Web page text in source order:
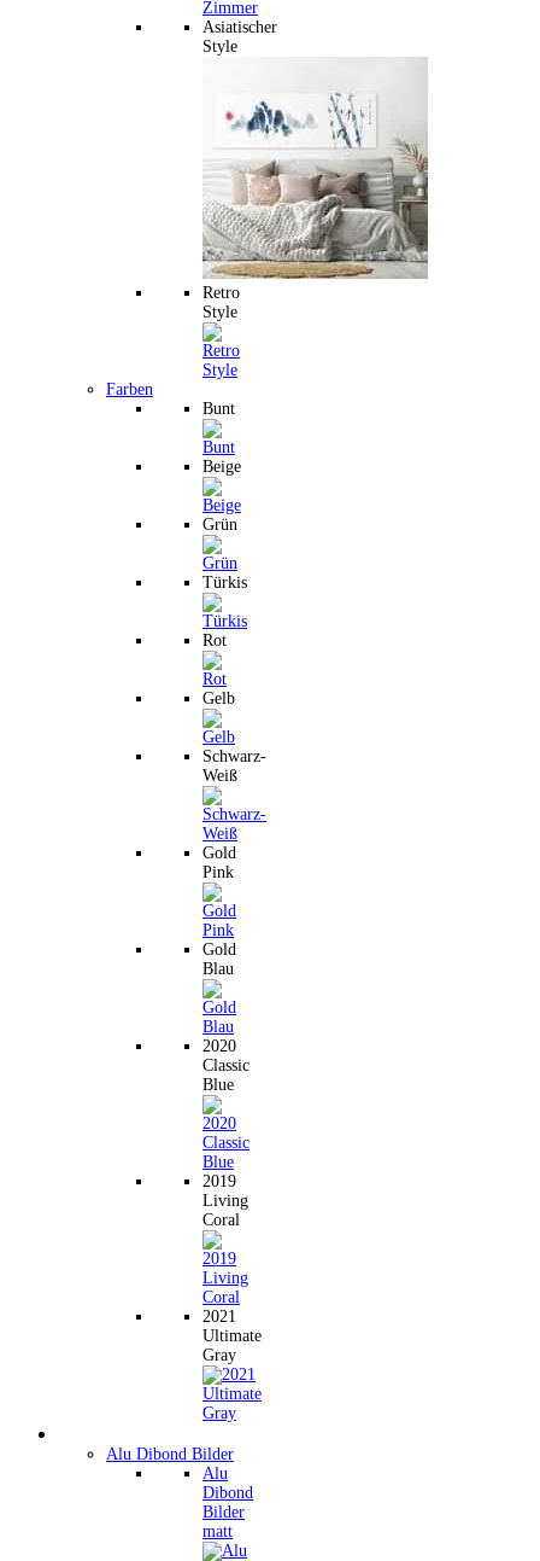
Asiatischer
Style
Retro
Style
Farben
Bunt
Beige
Grün
Türkis
Rot
Gelb
Schwarz-
Weiß
Gold
Pink
Gold
Blau
2020
Classic
Blue
2019
Living
Coral
2021
Ultimate
Gray
Alu Dibond Bilder
Alu
Dibond
Bilder
matt